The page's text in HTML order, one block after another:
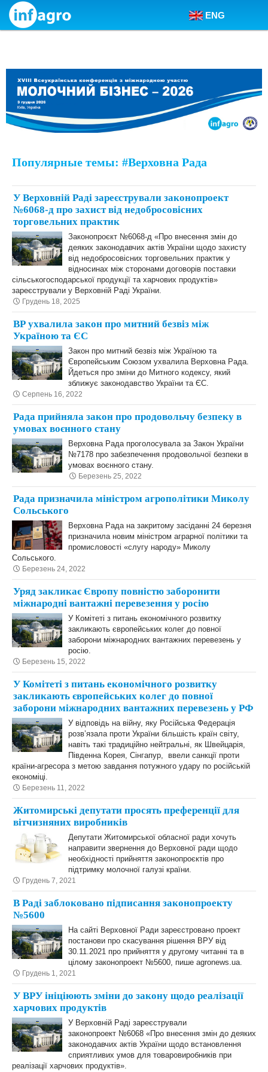
Skip to content
ENG
Популярные темы: #Верховна Рада
У Верховній Раді зареєстрували законопроект
№6068-д про захист від недобросовісних
торговельних практик
Законопроєкт №6068-д «Про внесення змін до
деяких законодавчих актів України щодо захисту
від недобросовісних торговельних практик у
відносинах між сторонами договорів поставки
сільськогосподарської продукції та харчових продуктів»
зареєстрували у Верховній Раді України.
Грудень 18, 2025
ВР ухвалила закон про митний безвіз між
Україною та ЄС
Закон про митний безвіз між Україною та
Європейським Союзом ухвалила Верховна Рада.
Йдеться про зміни до Митного кодексу, який
зближує законодавство України та ЄС.
Серпень 16, 2022
Рада прийняла закон про продовольчу безпеку в
умовах воєнного стану
Верховна Рада проголосувала за Закон України
№7178 про забезпечення продовольчої безпеки в
умовах воєнного стану.
Березень 25, 2022
Рада призначила міністром агрополітики Миколу
Сольського
Верховна Рада на закритому засіданні 24 березня
призначила новим міністром аграрної політики та
промисловості «слугу народу» Миколу
Сольського.
Березень 24, 2022
Уряд закликає Європу повністю заборонити
міжнародні вантажні перевезення у росію
У Комітеті з питань економічного розвитку
закликають європейських колег до повної
заборони міжнародних вантажних перевезень у
росію.
Березень 15, 2022
У Комітеті з питань економічного розвитку
закликають європейських колег до повної
заборони міжнародних вантажних перевезень у РФ
У відповідь на війну, яку Російська Федерація
розв’язала проти України більшість країн світу,
навіть такі традиційно нейтральні, як Швейцарія,
Південна Корея, Сінгапур, ввели санкції проти
країни-агресора з метою завдання потужного удару по російській
економіці.
Березень 11, 2022
Житомирські депутати просять преференції для
вітчизняних виробників
Депутати Житомирської обласної ради хочуть
направити звернення до Верховної ради щодо
необхідності прийняття законопроєктів про
підтримку молочної галузі країни.
Грудень 7, 2021
В Раді заблоковано підписання законопроекту
№5600
На сайті Верховної Ради зареєстровано проект
постанови про скасування рішення ВРУ від
30.11.2021 про прийняття у другому читанні та в
цілому законопроект №5600, пише agronews.ua.
Грудень 1, 2021
У ВРУ ініціюють зміни до закону щодо реалізації
харчових продуктів
У Верховній Раді зареєстрували
законопроект №6068 «Про внесення змін до деяких
законодавчих актів України щодо встановлення
сприятливих умов для товаровиробників при
реалізації харчових продуктів».